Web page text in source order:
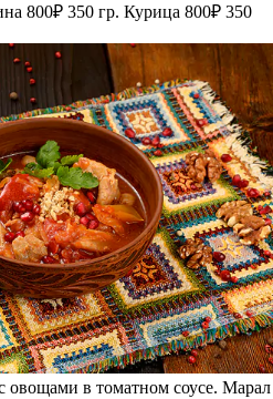
800₽ 350 гр. Курица 800₽ 350
овощами в томатном соусе. Марал